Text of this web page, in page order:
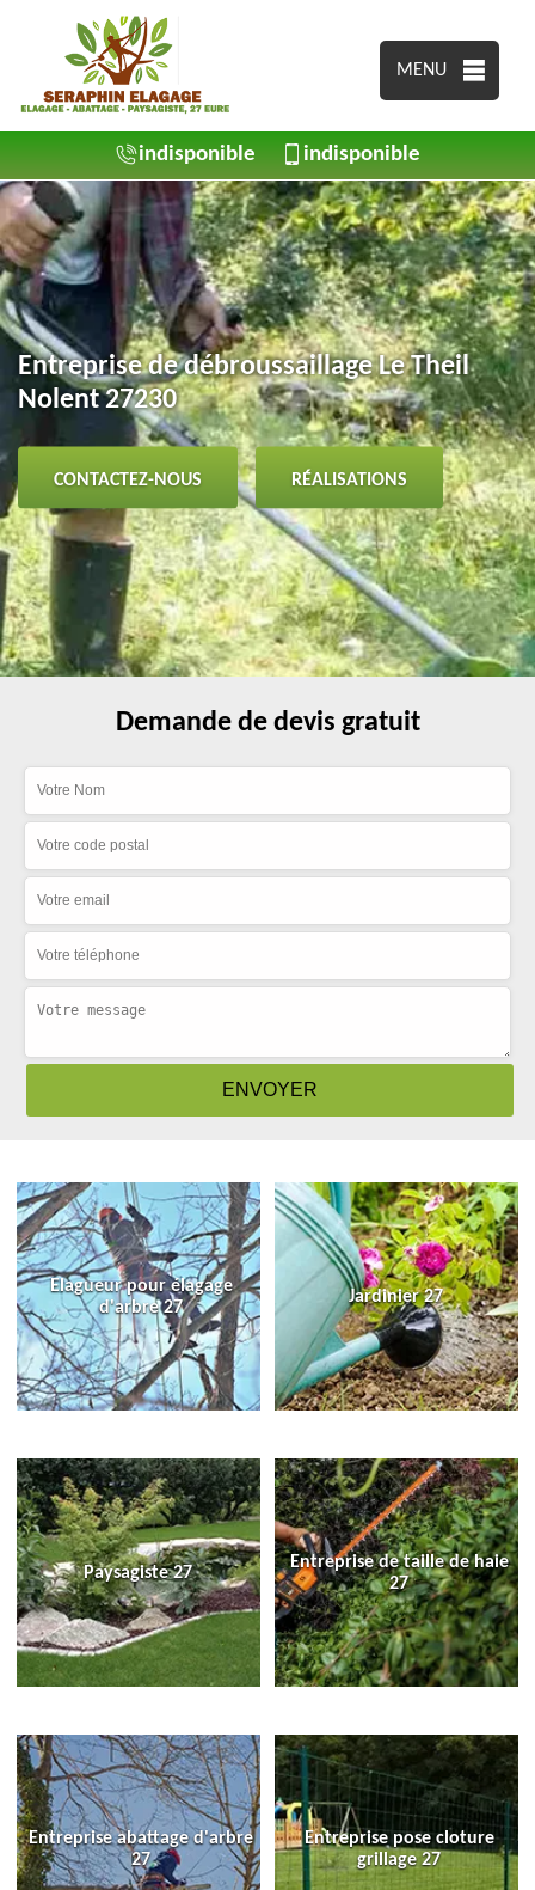
MENU
indisponible indisponible
Entreprise de débroussaillage Le Theil
Nolent 27230
CONTACTEZ-NOUS RÉALISATIONS
Demande de devis gratuit
Elagueur pour élagage
d'arbre 27
Jardinier 27
Paysagiste 27
Entreprise de taille de haie
27
Entreprise abattage d'arbre
27
Entreprise pose cloture
grillage 27